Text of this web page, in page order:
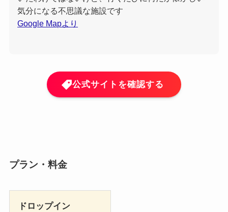
気分になる不思議な施設です
Google Mapより
公式サイトを確認する
プラン・料金
ドロップイン